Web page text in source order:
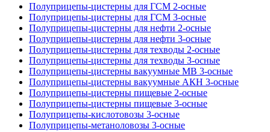
Полуприцепы-цистерны для ГСМ 2-осные
Полуприцепы-цистерны для ГСМ 3-осные
Полуприцепы-цистерны для нефти 2-осные
Полуприцепы-цистерны для нефти 3-осные
Полуприцепы-цистерны для техводы 2-осные
Полуприцепы-цистерны для техводы 3-осные
Полуприцепы-цистерны вакуумные МВ 3-осные
Полуприцепы-цистерны вакуумные АКН 3-осные
Полуприцепы-цистерны пищевые 2-осные
Полуприцепы-цистерны пищевые 3-осные
Полуприцепы-кислотовозы 3-осные
Полуприцепы-метаноловозы 3-осные